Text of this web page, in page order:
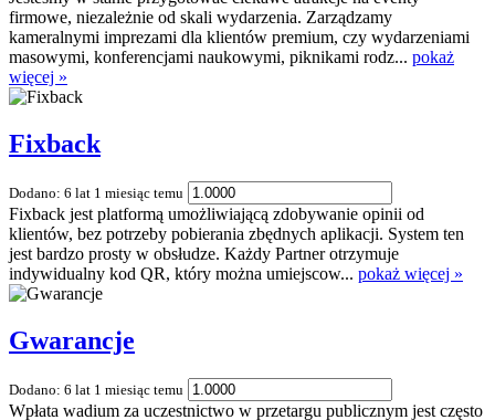
firmowe, niezależnie od skali wydarzenia. Zarządzamy
kameralnymi imprezami dla klientów premium, czy wydarzeniami
masowymi, konferencjami naukowymi, piknikami rodz... pokaż
więcej »
Fixback
Dodano: 6 lat 1 miesiąc temu
Fixback jest platformą umożliwiającą zdobywanie opinii od
klientów, bez potrzeby pobierania zbędnych aplikacji. System ten
jest bardzo prosty w obsłudze. Każdy Partner otrzymuje
indywidualny kod QR, który można umiejscow... pokaż więcej »
Gwarancje
Dodano: 6 lat 1 miesiąc temu
Wpłata wadium za uczestnictwo w przetargu publicznym jest często